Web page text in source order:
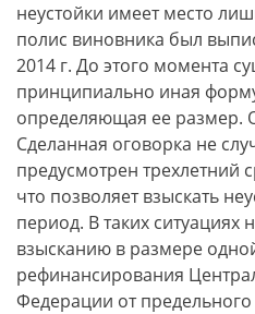
неустойки имеет место
полис виновника был
2014 г. До этого момента
принципиально иная
определяющая ее размер.
Сделанная оговорка не
предусмотрен трехлетний
что позволяет взыскать
период. В таких ситуациях
взысканию в размере
рефинансирования
Федерации от